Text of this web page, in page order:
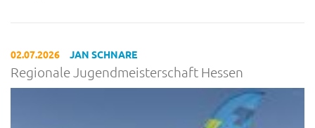
02.07.2026 JAN SCHNARE
Regionale Jugendmeisterschaft Hessen